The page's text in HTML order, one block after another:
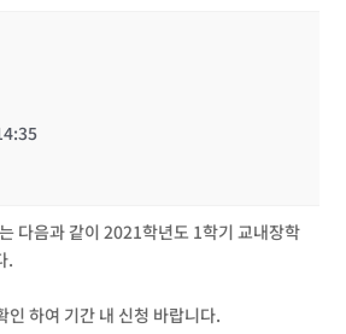
다음과 같이 2021학년도 1학기 교내장학
.
인 하여 기간 내 신청 바랍니다.